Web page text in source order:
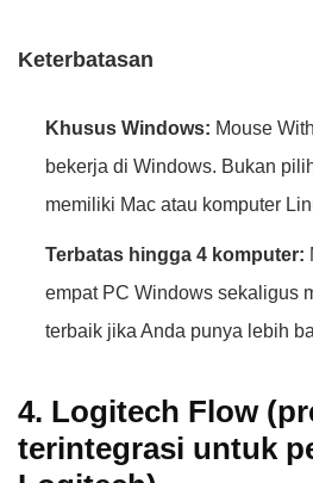
Keterbatasan
Khusus Windows: Mouse
bekerja di Windows. Bukan
memiliki Mac atau komputer
Terbatas hingga 4 komputer:
empat PC Windows sekaligus
terbaik jika Anda punya lebih
4. Logitech Flow
terintegrasi untuk